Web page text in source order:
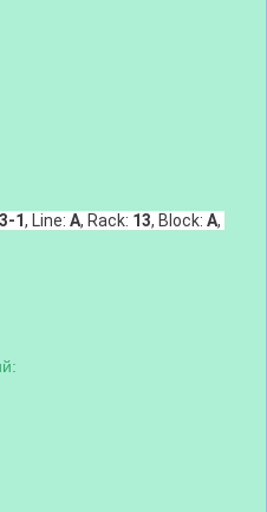
3-1, Line: A, Rack: 13, Block: A,